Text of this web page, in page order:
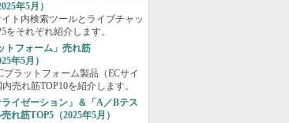
年5月）
ト内検索ツールとライブチャッ
をそれぞれ紹介します。
トフォーム」売れ筋
年5月）
プラットフォーム製品（ECサイ
売れ筋TOP10を紹介します。
ライゼーション」＆「A／Bテス
れ筋TOP5（2025年5月）